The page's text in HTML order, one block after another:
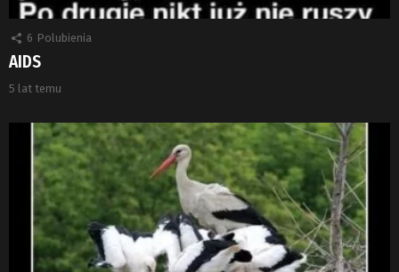
6 Polubienia
AIDS
5 lat temu